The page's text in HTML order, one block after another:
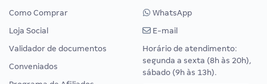
Como Comprar
Loja Social
Validador de documentos
Conveniados
WhatsApp
E-mail
Horário de atendimento:
segunda a sexta (8h às 20h),
sábado (9h às 13h).